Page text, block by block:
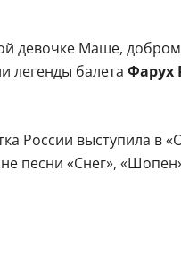
девочке Маше,
легенды балета Фарух
России выступила в
песни «Снег»,